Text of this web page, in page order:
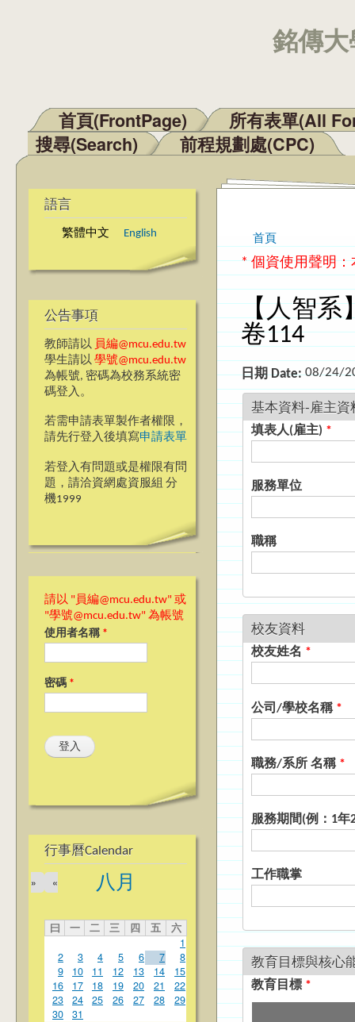
銘傳
主選單
首頁(FrontPage)
所有表單(All
搜尋(Search)
前程規劃處(CPC)
語言
繁體中文 English
公告事項
教師請以 員編@mcu.edu.tw
學生請以 學號@mcu.edu.tw
為帳號, 密碼為校務系統密
碼登入。
若需申請表單製作者權限，
請先行登入後填寫申請表單
若登入有問題或是權限有問
題，請洽資網處資服組 分
機1999
請以 "員編@mcu.edu.tw" 或
"學號@mcu.edu.tw" 為帳號
使用者名稱 *
密碼 *
行事曆Calendar
八月
«
»
曰 一 二 三 四 五
六
1
2
3 4 5 6 7
8
9
10 11 12 13 14
15
16
17 18 19 20 21
22
23
24 25 26 27 28
29
30
31
您在這裡
首頁
* 個資使用聲明
【人智系
卷114
日期 Date:08/24/
基本資料-雇主資
填表人(雇主) *
服務單位
職稱
校友資料
校友姓名 *
公司/學校名稱 *
職務/系所 名稱 *
服務期間(例：1年
工作職掌
教育目標與核心
教育目標 *